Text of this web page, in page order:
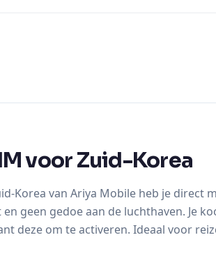
voor Zuid-Korea
Korea van Ariya Mobile heb je
geen gedoe aan de luchthaven. Je
deze om te activeren. Ideaal voor